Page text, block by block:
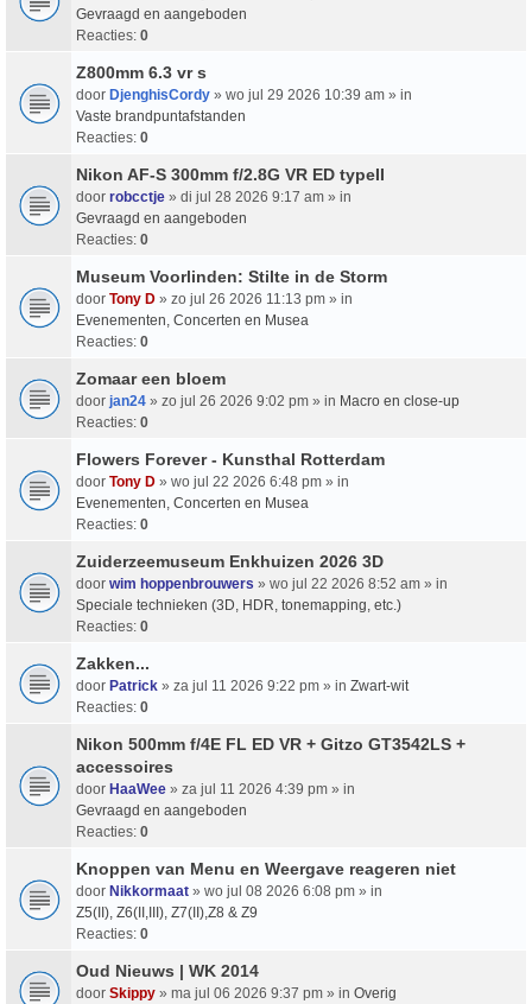
Gevraagd en aangeboden
Reacties: 0
Z800mm 6.3 vr s
door DjenghisCordy » wo jul 29 2026 10:39 am » in
Vaste brandpuntafstanden
Reacties: 0
Nikon AF-S 300mm f/2.8G VR ED typeII
door robcctje » di jul 28 2026 9:17 am » in
Gevraagd en aangeboden
Reacties: 0
Museum Voorlinden: Stilte in de Storm
door Tony D » zo jul 26 2026 11:13 pm » in
Evenementen, Concerten en Musea
Reacties: 0
Zomaar een bloem
door jan24 » zo jul 26 2026 9:02 pm » in Macro en close-up
Reacties: 0
Flowers Forever - Kunsthal Rotterdam
door Tony D » wo jul 22 2026 6:48 pm » in
Evenementen, Concerten en Musea
Reacties: 0
Zuiderzeemuseum Enkhuizen 2026 3D
door wim hoppenbrouwers » wo jul 22 2026 8:52 am » in
Speciale technieken (3D, HDR, tonemapping, etc.)
Reacties: 0
Zakken...
door Patrick » za jul 11 2026 9:22 pm » in Zwart-wit
Reacties: 0
Nikon 500mm f/4E FL ED VR + Gitzo GT3542LS +
accessoires
door HaaWee » za jul 11 2026 4:39 pm » in
Gevraagd en aangeboden
Reacties: 0
Knoppen van Menu en Weergave reageren niet
door Nikkormaat » wo jul 08 2026 6:08 pm » in
Z5(II), Z6(II,III), Z7(II),Z8 & Z9
Reacties: 0
Oud Nieuws | WK 2014
door Skippy » ma jul 06 2026 9:37 pm » in Overig